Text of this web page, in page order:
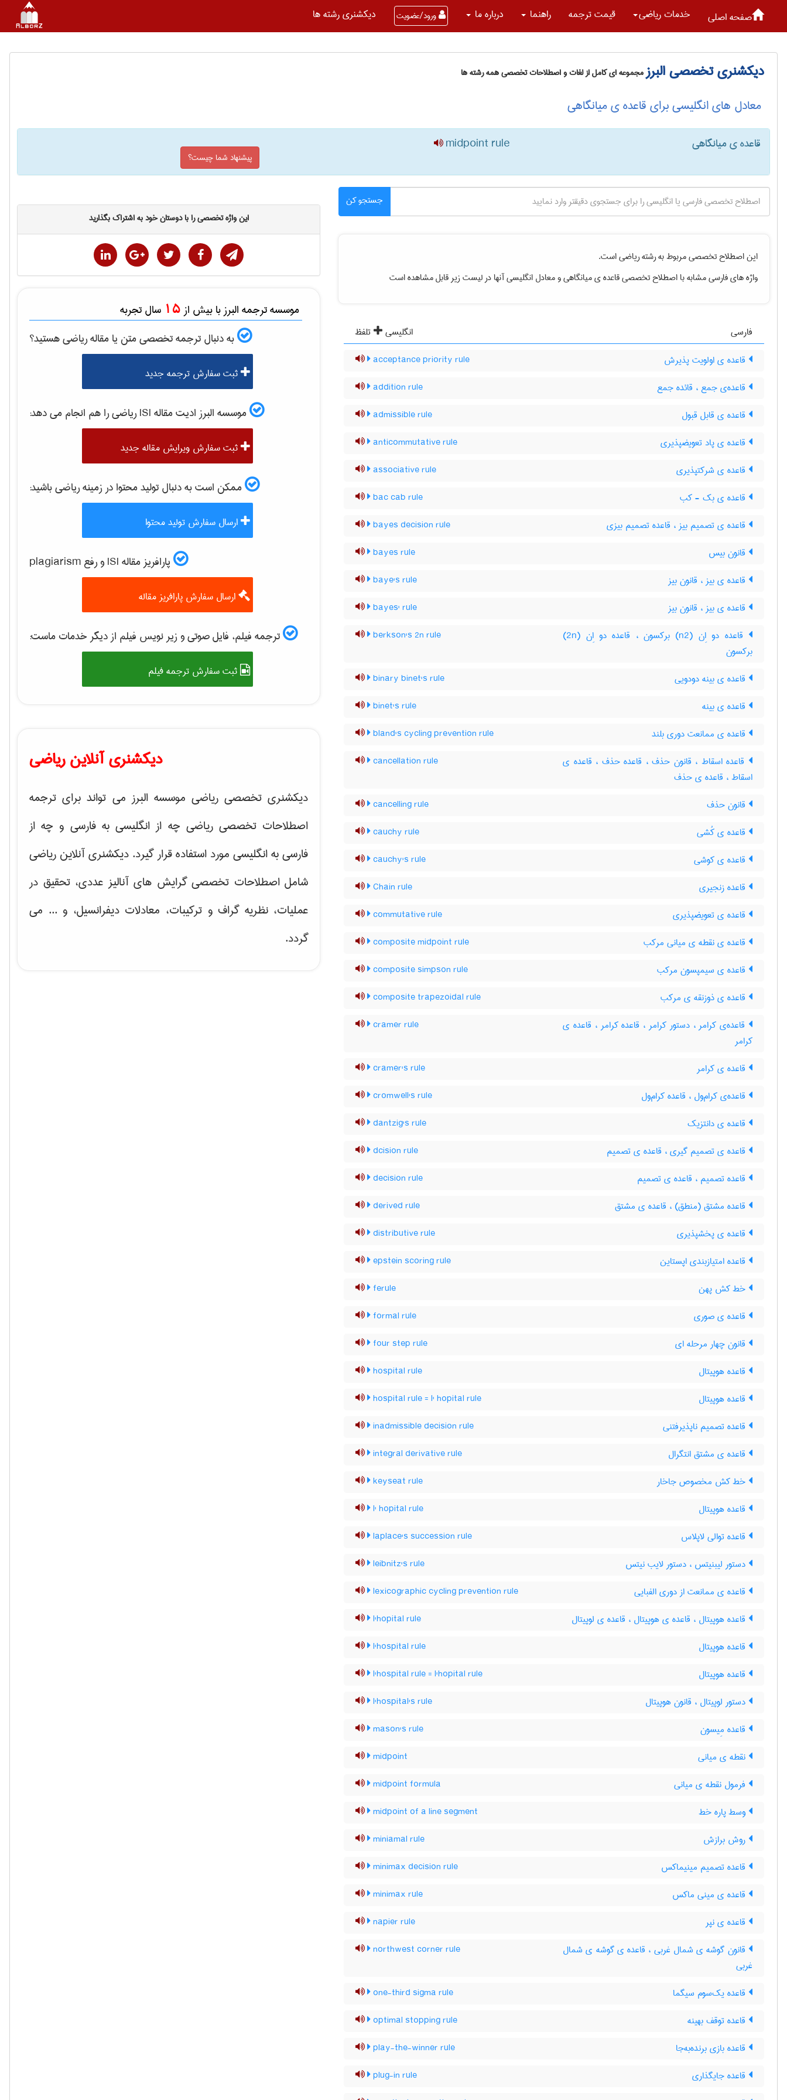
صفحه اصلی خدمات رياضی قیمت ترجمه راهنما درباره ما ورود/عضویت دیکشنری رشته ها
دیکشنری تخصصی البرزمجموعه ای کامل از لغات و اصطلاحات تخصصی همه رشته ها
معادل های انگلیسی برای قاعده ی میانگاهی
قاعده ی میانگاهی midpoint rule
پیشنهاد شما چیست؟
جستجو کن
این اصطلاح تخصصی مربوط به رشتهرياضیاست.
واژه های فارسی مشابه با اصطلاح تخصصیقاعده ی میانگاهیو معادل انگلیسی آنها در لیست زیر قابل مشاهده است
فارسی انگلیسی
تلفظ
قاعده ی اولویت پذیرش
acceptance priority rule
قاعده‌ی جمع ، قائده جمع addition rule
قاعده ی قابل قبول admissible rule
قاعده ی پاد تعویضپذیری anticommutative rule
قاعده ی شرکتپذیری associative rule
قاعده ی بک - کب bac cab rule
قاعده ی تصمیم بیز ، قاعده تصمیم بیزی bayes decision rule
قانون بیس bayes rule
قاعده ی بیز ، قانون بیز baye's rule
قاعده ی بیز ، قانون بیز bayes' rule
قاعده دو اِن (n2) برکسون ، قاعده دو اِن (2n)
برکسون
berkson's 2n rule
قاعده ی بینه دودویی binary binet's rule
قاعده ی بینه binet's rule
قاعده ی ممانعت دوری بلند bland's cycling prevention rule
قاعده اسقاط ، قانون حذف ، قاعده حذف ، قاعده ی
اسقاط ، قاعده ی حذف
cancellation rule
قانون حذف cancelling rule
قاعده ی کُشی cauchy rule
قاعده ی کوشی cauchy's rule
قاعده زنجیری Chain rule
قاعده ی تعویضپذیری commutative rule
قاعده ی نقطه ی میانی مرکب composite midpoint rule
قاعده ی سیمپسون مرکب composite simpson rule
قاعده ی ذوزنقه ی مرکب composite trapezoidal rule
قاعده‌ی کرامر ، دستور کرامر ، قاعده کرامر ، قاعده ی
کرامر
cramer rule
قاعده ی کرامر cramer's rule
قاعده‌ی کرام‌ول ، قاعده کرام‌ول cromwell's rule
قاعده ی دانتزیک dantzig's rule
قاعده ی تصمیم گیری ، قاعده ی تصمیم dcision rule
قاعده تصمیم ، قاعده ی تصمیم decision rule
قاعده مشتق (منطق) ، قاعده ی مشتق derived rule
قاعده ی پخشپذیری distributive rule
قاعده امتیازبندی اپستاین epstein scoring rule
خط کش پهن ferule
قاعده ی صوری formal rule
قانون چهار مرحله ای four step rule
قاعده هوپیتال hospital rule
قاعده هوپیتال hospital rule = l' hopital rule
قاعده تصمیم ناپذیرفتنی inadmissible decision rule
قاعده ی مشتق انتگرال integral derivative rule
خط کش مخصوص جاخار keyseat rule
قاعده هوپیتال l' hopital rule
قاعده توالی لاپلاس laplace's succession rule
دستور لیبنیتس ، دستور لایب نیتس leibnitz's rule
قاعده ی ممانعت از دوری الفبایی lexicographic cycling prevention rule
قاعده هوپیتال ، قاعده ی هوپیتال ، قاعده ی لوپیتال l'hopital rule
قاعده هوپیتال l'hospital rule
قاعده هوپیتال l'hospital rule = l'hopital rule
دستور لوپیتال ، قانون هوپیتال l'hospital's rule
قاعده مِیسون mason's rule
نقطه ی میانی midpoint
فرمول نقطه ی میانی midpoint formula
وسط پاره خط midpoint of a line segment
روش برازش miniamal rule
قاعده تصمیم مینیماکس minimax decision rule
قاعده ی مینی ماکس minimax rule
قاعده ی نپر napier rule
قانون گوشه ی شمال غربی ، قاعده ی گوشه ی شمال
غربی
northwest corner rule
قاعده یک‌سوم سیگما one-third sigma rule
قاعده توقف بهینه optimal stopping rule
قاعده بازی برنده‌به‌جا play-the-winner rule
قاعده جایگذاری plug-in rule
این واژه تخصصی را با دوستان خود به اشتراک بگذارید
موسسه ترجمه البرز با بیش از 15 سال تجربه
به دنبال ترجمه تخصصی متن یا مقالهرياضیهستید؟
ثبت سفارش ترجمه جدید
موسسه البرز ادیت مقاله ISI رياضیرا هم انجام می دهد:
ثبت سفارش ویرایش مقاله جدید
ممکن است به دنبال تولید محتوا در زمینهرياضیباشید:
ارسال سفارش تولید محتوا
پارافریز مقاله ISI و رفع plagiarism
ارسال سفارش پارافریز مقاله
ترجمه فیلم، فایل صوتی و زیر نویس فیلم از دیگر خدمات ماست:
ثبت سفارش ترجمه فیلم
دیکشنری آنلاین ریاضی
دیکشنری تخصصی ریاضی موسسه البرز می تواند برای ترجمه
اصطلاحات تخصصی ریاضی چه از انگلیسی به فارسی و چه از
فارسی به انگلیسی مورد استفاده قرار گیرد. دیکشنری آنلاین ریاضی
شامل اصطلاحات تخصصی گرایش هایآنالیز عددی، تحقیق در
عملیات، نظریه گراف و تركیبات، معادلات دیفرانسیل، و ... می
گردد.